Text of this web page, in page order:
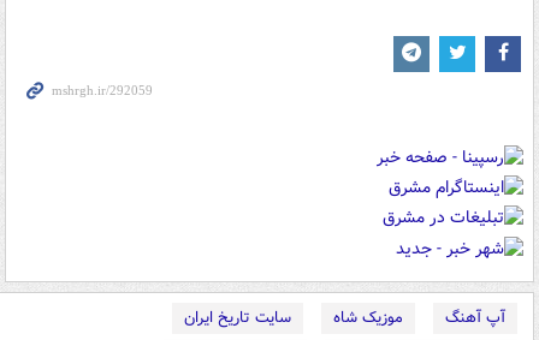
آپ آهنگ موزیک شاه
سایت تاریخ ایران